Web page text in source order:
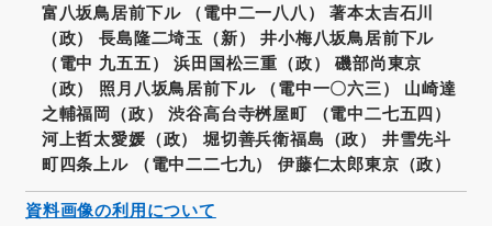
富八坂鳥居前下ル （電中二一八八） 著本太吉石川
（政） 長島隆二埼玉（新） 井小梅八坂鳥居前下ル
（電中 九五五） 浜田国松三重（政） 磯部尚東京
（政） 照月八坂鳥居前下ル （電中一〇六三） 山崎達
之輔福岡（政） 渋谷高台寺桝屋町 （電中二七五四）
河上哲太愛媛（政） 堀切善兵衛福島（政） 井雪先斗
町四条上ル （電中二二七九） 伊藤仁太郎東京（政）
資料画像の利用について